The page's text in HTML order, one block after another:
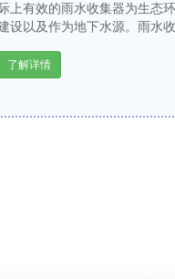
际上有效的雨水收集器为生态
设以及作为地下水源。雨水收
了解详情